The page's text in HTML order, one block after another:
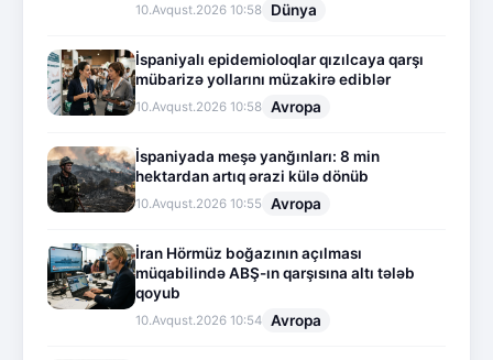
10.Avqust.2026 10:58 Dünya
İspaniyalı epidemioloqlar qızılcaya qarşı
mübarizə yollarını müzakirə ediblər
10.Avqust.2026 10:58 Avropa
İspaniyada meşə yanğınları: 8 min
hektardan artıq ərazi külə dönüb
10.Avqust.2026 10:55 Avropa
İran Hörmüz boğazının açılması
müqabilində ABŞ-ın qarşısına altı tələb
qoyub
10.Avqust.2026 10:54 Avropa